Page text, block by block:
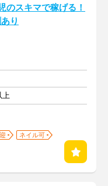
のスキマで稼げる！
り
上
ネイル可